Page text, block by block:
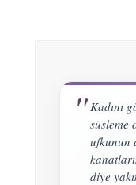
Kadını
süsleme
ufkunun
diye